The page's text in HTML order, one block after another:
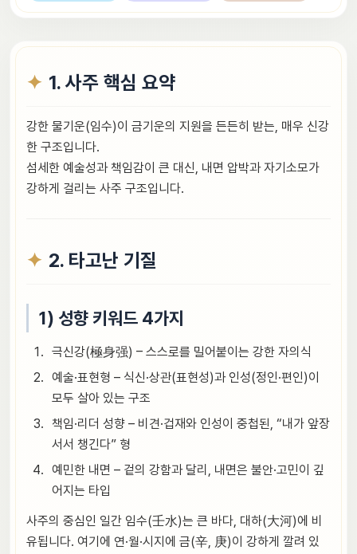
1. 사주 핵심 요약
강한 물기운(임수)이 금기운의 지원을 든든히 받는, 매우 신강
한 구조입니다.
섬세한 예술성과 책임감이 큰 대신, 내면 압박과 자기소모가
강하게 걸리는 사주 구조입니다.
2. 타고난 기질
1) 성향 키워드 4가지
극신강(極身强) – 스스로를 밀어붙이는 강한 자의식
예술·표현형 – 식신·상관(표현성)과 인성(정인·편인)이
모두 살아 있는 구조
책임·리더 성향 – 비견·겁재와 인성이 중첩된, “내가 앞장
서서 챙긴다” 형
예민한 내면 – 겉의 강함과 달리, 내면은 불안·고민이 깊
어지는 타입
사주의 중심인 일간 임수(壬水)는 큰 바다, 대하(大河)에 비
유됩니다. 여기에 연·월·시지에 금(辛, 庚)이 강하게 깔려 있